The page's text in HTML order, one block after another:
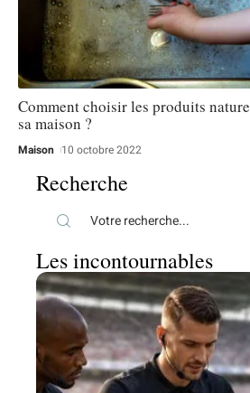
Comment choisir les produits
sa maison ?
Maison 10 octobre 2022
Recherche
Les incontournables